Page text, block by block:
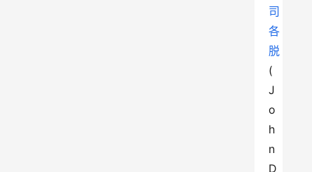
司
各
脱
(
J
o
h
n
D